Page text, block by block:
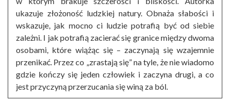
ukazuje złożoność ludzkiej natury. Obnaża słabości i
wskazuje, jak mocno ci ludzie potrafią być od siebie
zależni. I jak potrafią zacierać się granice między dwoma
osobami, które wiążąc się – zaczynają się wzajemnie
przenikać. Przez co „zrastają się” na tyle, że nie wiadomo
gdzie kończy się jeden człowiek i zaczyna drugi, a co
jest przyczyną przerzucania się winą za ból.